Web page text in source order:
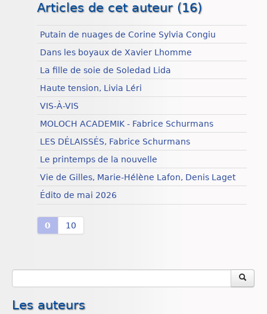
Articles de cet auteur (16)
Putain de nuages de Corine Sylvia Congiu
Dans les boyaux de Xavier Lhomme
La fille de soie de Soledad Lida
Haute tension, Livia Léri
VIS-À-VIS
MOLOCH ACADEMIK - Fabrice Schurmans
LES DÉLAISSÉS, Fabrice Schurmans
Le printemps de la nouvelle
Vie de Gilles, Marie-Hélène Lafon, Denis Laget
Édito de mai 2026
0 10
Les auteurs